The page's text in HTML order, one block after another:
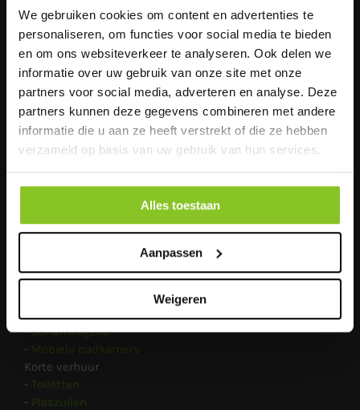
We gebruiken cookies om content en advertenties te
personaliseren, om functies voor social media te bieden
en om ons websiteverkeer te analyseren. Ook delen we
informatie over uw gebruik van onze site met onze
partners voor social media, adverteren en analyse. Deze
partners kunnen deze gegevens combineren met andere
informatie die u aan ze heeft verstrekt of die ze hebben
verzameld op basis van uw gebruik van hun services.
Alles toestaan
Aanpassen
Weigeren
2391 PM Hazerswoude-Dorp
Metaalweg 19D
6551 AC Weurt
Economiestraat 22
6135 KV Sittard
www.groenendaalverhuur.nl
-Schaftwagens
- Mobiele badkamers
Korte verhuur
- Toiletten
- Plaszuilen